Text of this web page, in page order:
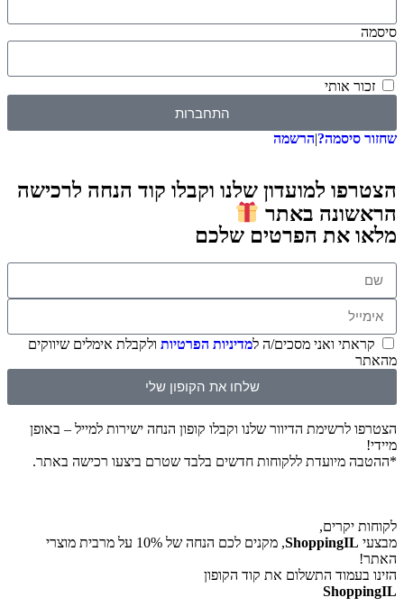
סיסמה
זכור אותי
התחברות
שחזור סיסמה?|הרשמה
הצטרפו למועדון שלנו וקבלו קוד הנחה לרכישה
הראשונה באתר
מלאו את הפרטים שלכם
קראתי ואני מסכים/ה למדיניות הפרטיות ולקבלת אימלים שיווקים
מהאתר
שלחו את הקופון שלי
הצטרפו לרשימת הדיוור שלנו וקבלו קופון הנחה ישירות למייל – באופן
מיידי!
*ההטבה מיועדת ללקוחות חדשים בלבד שטרם ביצעו רכישה באתר.
לקוחות יקרים,
מבצעי ShoppingIL
, מקנים לכם הנחה של 10% על מרבית מוצרי
האתר!
הזינו בעמוד התשלום את קוד הקופון
ShoppingIL